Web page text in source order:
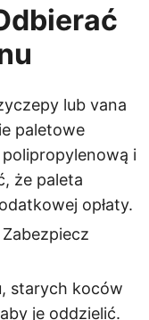
lub vana
paletowe
i
że paleta
opłaty.
Zabezpiecz
starych koców
je oddzielić.